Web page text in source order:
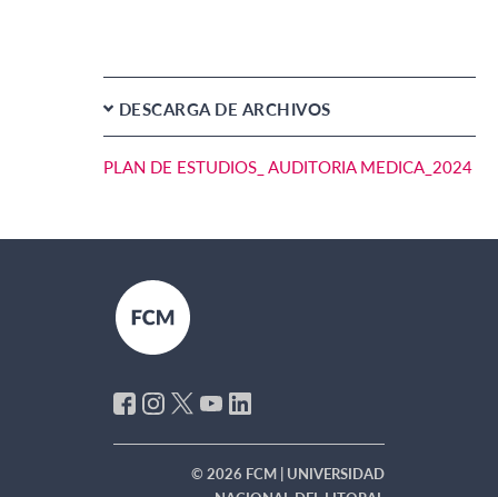
DESCARGA DE ARCHIVOS
PLAN DE ESTUDIOS_ AUDITORIA MEDICA_2024
© 2026 FCM | UNIVERSIDAD